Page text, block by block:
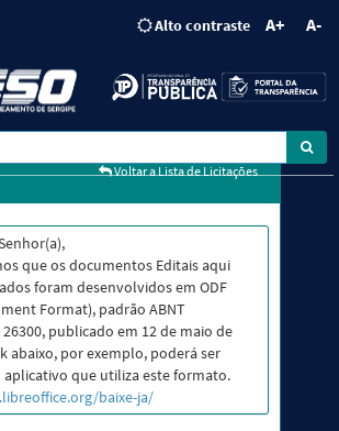
Alto contraste A+ A-
Voltar a Lista de Licitações
que os documentos Editais aqui
foram desenvolvidos em ODF
Format), padrão ABNT
26300, publicado em 12 de maio de
abaixo, por exemplo, poderá ser
que utiliza este formato.
baixe-ja/